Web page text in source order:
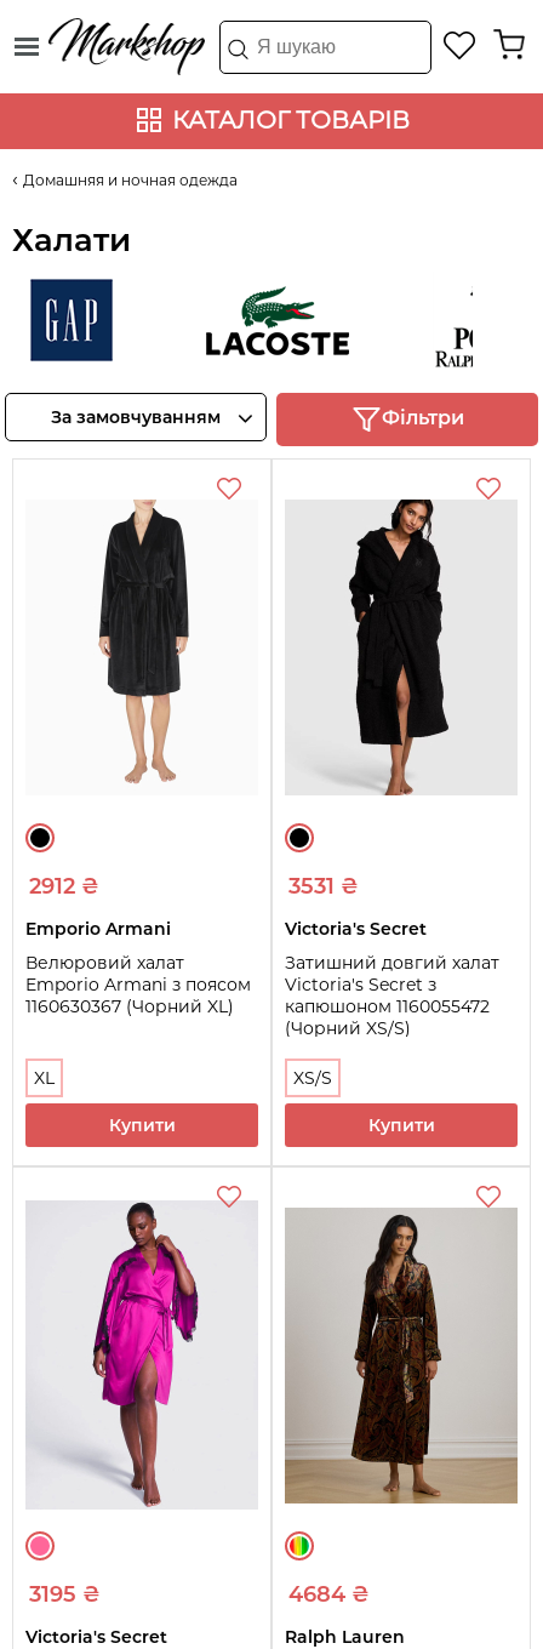
КАТАЛОГ ТОВАРІВ
Домашняя и ночная одежда
Халати
Переглянте
Переглянте
товари
За замовчуванням Фільтри
2912 ₴
Emporio Armani
Велюровий халат
Emporio Armani з поясом
1160630367 (Чорний XL)
XL
Купити
3531 ₴
Victoria's Secret
Затишний довгий халат
Victoria's Secret з
капюшоном 1160055472
(Чорний XS/S)
XS/S
Купити
3195 ₴
Victoria's Secret
4684 ₴
Ralph Lauren